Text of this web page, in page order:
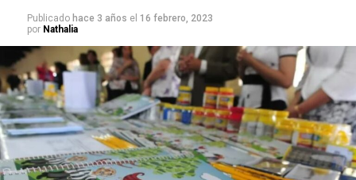
Publicado hace 3 años el 16 febrero, 2023
por Nathalia